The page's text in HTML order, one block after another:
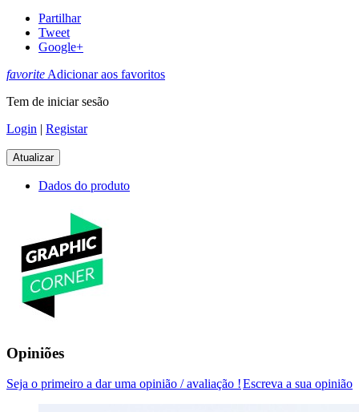
Partilhar
Tweet
Google+
favorite Adicionar aos favoritos
Tem de iniciar sesão
Login | Registar
Dados do produto
Opiniões
Escreva a sua opinião
Seja o primeiro a dar uma opinião / avaliação !